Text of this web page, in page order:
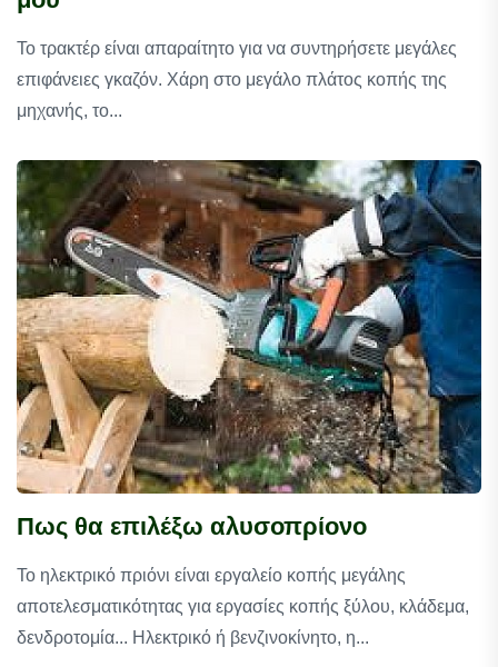
Το τρακτέρ είναι απαραίτητο για να συντηρήσετε μεγάλες
επιφάνειες γκαζόν. Χάρη στο μεγάλο πλάτος κοπής της
μηχανής, το...
Πως θα επιλέξω αλυσοπρίονο
Το ηλεκτρικό πριόνι είναι εργαλείο κοπής μεγάλης
αποτελεσματικότητας για εργασίες κοπής ξύλου, κλάδεμα,
δενδροτομία... Ηλεκτρικό ή βενζινοκίνητο, η...